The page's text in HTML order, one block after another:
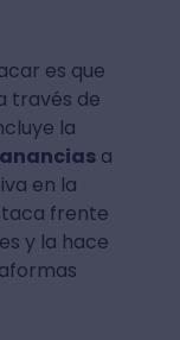
es que
través de
la
a
en la
frente
y la hace